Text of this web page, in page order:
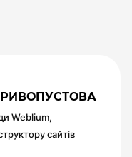
Weblium,
сайтів